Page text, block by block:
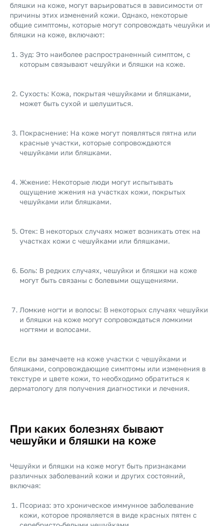
бляшки на коже, могут варьироваться в зависимости от
причины этих изменений кожи. Однако, некоторые
общие симптомы, которые могут сопровождать чешуйки и
бляшки на коже, включают:
Зуд: Это наиболее распространенный симптом, с
которым связывают чешуйки и бляшки на коже.
Сухость: Кожа, покрытая чешуйками и бляшками,
может быть сухой и шелушиться.
Покраснение: На коже могут появляться пятна или
красные участки, которые сопровождаются
чешуйками или бляшками.
Жжение: Некоторые люди могут испытывать
ощущение жжения на участках кожи, покрытых
чешуйками или бляшками.
Отек: В некоторых случаях может возникать отек на
участках кожи с чешуйками или бляшками.
Боль: В редких случаях, чешуйки и бляшки на коже
могут быть связаны с болевыми ощущениями.
Ломкие ногти и волосы: В некоторых случаях чешуйки
и бляшки на коже могут сопровождаться ломкими
ногтями и волосами.
Если вы замечаете на коже участки с чешуйками и
бляшками, сопровождающие симптомы или изменения в
текстуре и цвете кожи, то необходимо обратиться к
дерматологу для получения диагностики и лечения.
При каких болезнях бывают
чешуйки и бляшки на коже
Чешуйки и бляшки на коже могут быть признаками
различных заболеваний кожи и других состояний,
включая:
Псориаз: это хроническое иммунное заболевание
кожи, которое проявляется в виде красных пятен с